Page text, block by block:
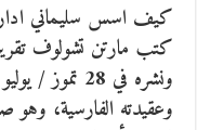
كيف اسس سليماني
كتب مارتن تشولوف
وعقيدته الفارسية، وهو